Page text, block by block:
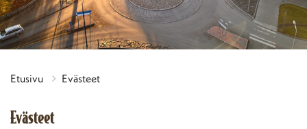
Etusivu Evästeet
Evästeet